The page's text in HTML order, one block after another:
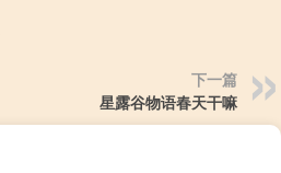
下一篇
星露谷物语春天干嘛